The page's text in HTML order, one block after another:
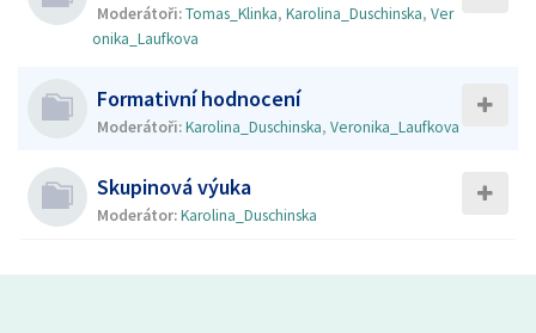
Moderátoři:Tomas_Klinka, Karolina_Duschinska, Ver
onika_Laufkova
Formativní hodnocení
Moderátoři:Karolina_Duschinska, Veronika_Laufkova
Skupinová výuka
Moderátor:Karolina_Duschinska